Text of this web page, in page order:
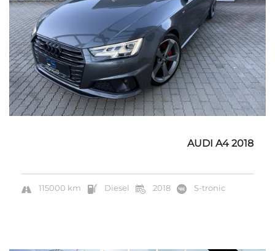
AUDI A4 2018
115000 km Diesel 2018 S-tronic